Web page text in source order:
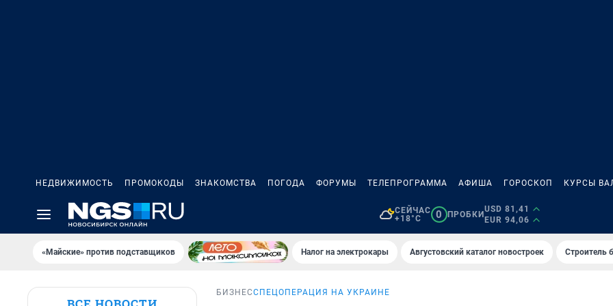
НЕДВИЖИМОСТЬ ПРОМОКОДЫ ЗНАКОМСТВА ПОГОДА ФОРУМЫ ТЕЛЕПРОГРАММА АФИША ГОРОСКОП КУРСЫ
СЕЙЧАС
+18°C
0 ПРОБКИ
USD 81,41
EUR 94,06
«Майские» против подставщиков Налог на электрокары Августовский каталог новостроек Строитель
БИЗНЕССПЕЦОПЕРАЦИЯ НА УКРАИНЕ